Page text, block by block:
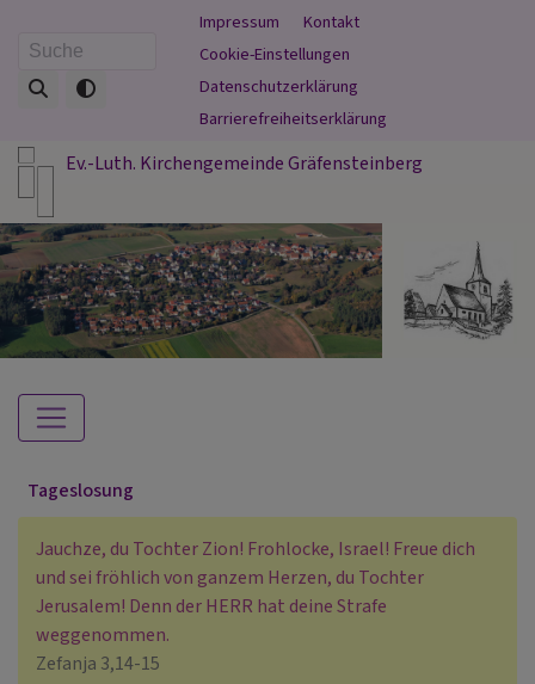
zum
Suche
Fußbereichsmenü
Impressum
Kontakt
Cookie-Einstellungen
Datenschutzerklärung
Barrierefreiheitserklärung
Ev.-Luth. Kirchengemeinde Gräfensteinberg
Hauptnavigation
Tageslosung
Jauchze, du Tochter Zion! Frohlocke, Israel! Freue dich
und sei fröhlich von ganzem Herzen, du Tochter
Jerusalem! Denn der HERR hat deine Strafe
weggenommen.
Zefanja 3,14-15